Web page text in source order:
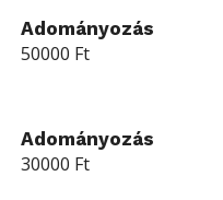
Adományozás
50000 Ft
Adományozás
30000 Ft